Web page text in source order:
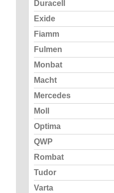
Duracell
Exide
Fiamm
Fulmen
Monbat
Macht
Mercedes
Moll
Optima
QWP
Rombat
Tudor
Varta